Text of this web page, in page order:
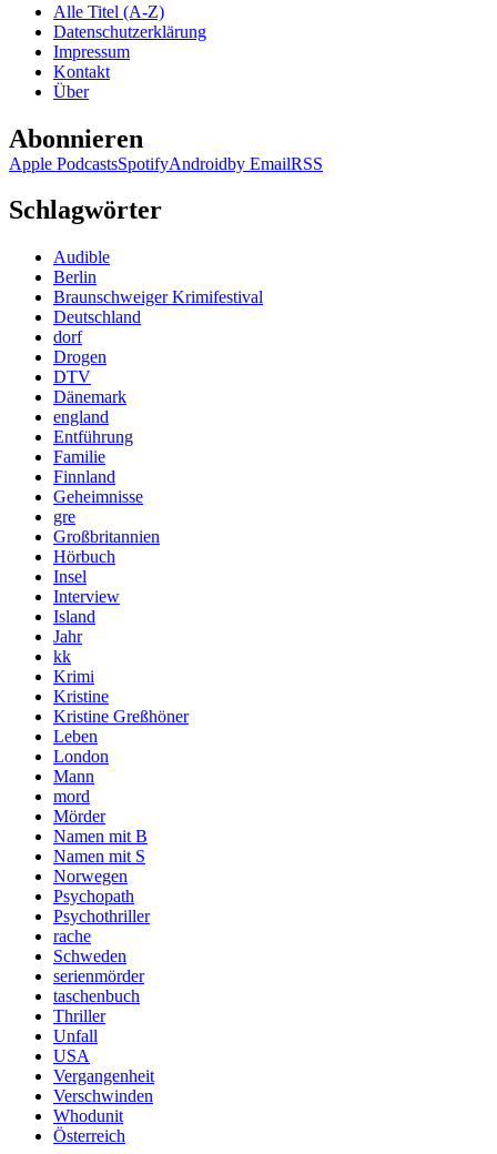
–
Das
End
Alle Titel (A-Z)
Datenschutzerklärung
Impressum
Kontakt
Über
Abonnieren
Apple PodcastsSpotifyAndroidby EmailRSS
Schlagwörter
Audible
Berlin
Braunschweiger Krimifestival
Deutschland
dorf
Drogen
DTV
Dänemark
england
Entführung
Familie
Finnland
Geheimnisse
gre
Großbritannien
Hörbuch
Insel
Interview
Island
Jahr
kk
Krimi
Kristine
Kristine Greßhöner
Leben
London
Mann
mord
Mörder
Namen mit B
Namen mit S
Norwegen
Psychopath
Psychothriller
rache
Schweden
serienmörder
taschenbuch
Thriller
Unfall
USA
Vergangenheit
Verschwinden
Whodunit
Österreich